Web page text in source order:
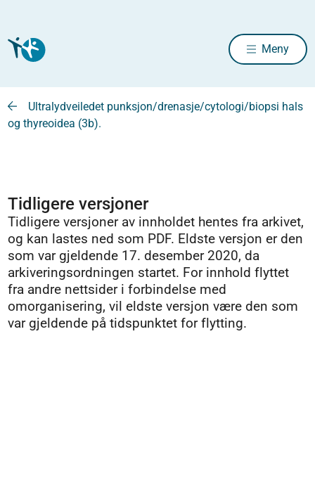
Meny
Ultralydveiledet punksjon/drenasje/cytologi/biopsi hals
og thyreoidea (3b).
Tidligere versjoner
Tidligere versjoner av innholdet hentes fra arkivet,
og kan lastes ned som PDF. Eldste versjon er den
som var gjeldende 17. desember 2020, da
arkiveringsordningen startet. For innhold flyttet
fra andre nettsider i forbindelse med
omorganisering, vil eldste versjon være den som
var gjeldende på tidspunktet for flytting.